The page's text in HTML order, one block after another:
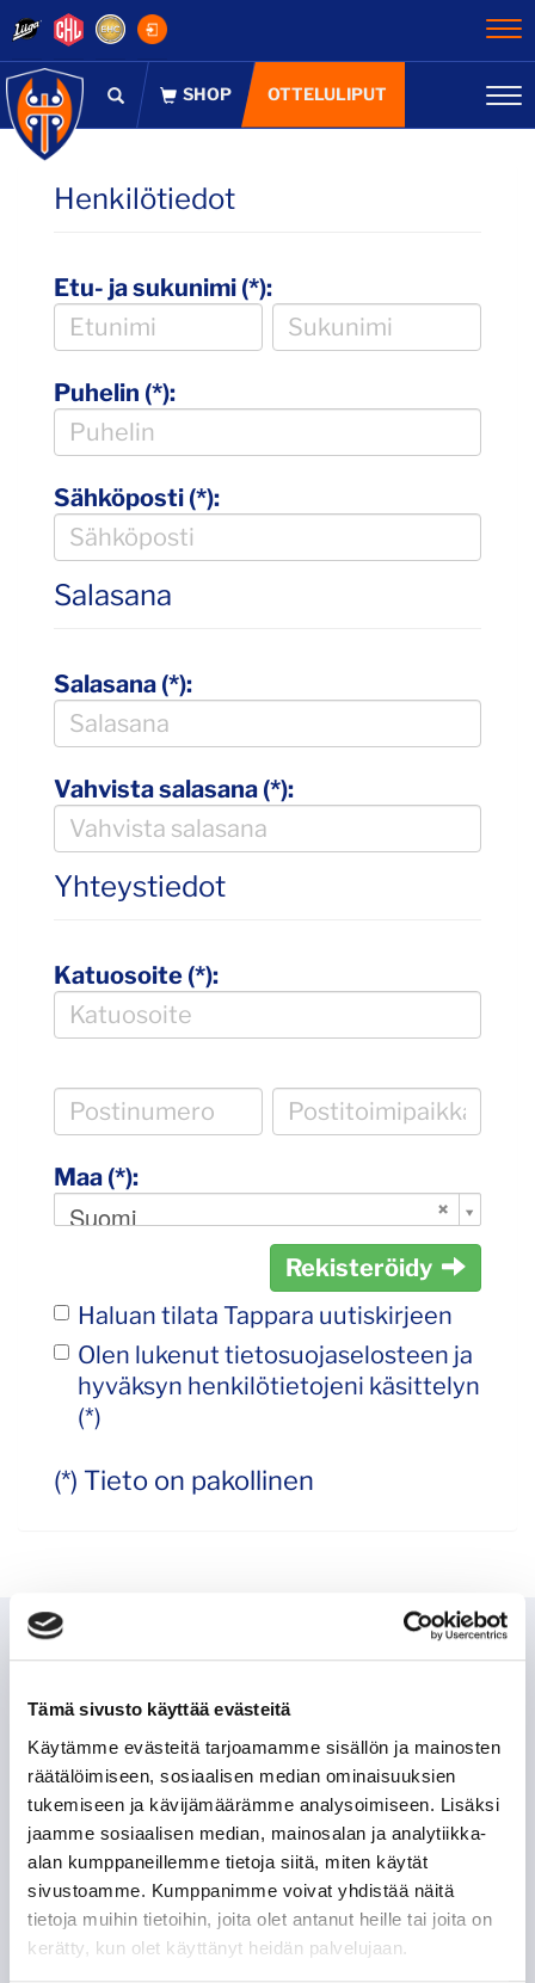
Tämä sivusto käyttää evästeitä
Käytämme evästeitä tarjoamamme sisällön ja mainosten
räätälöimiseen, sosiaalisen median ominaisuuksien
tukemiseen ja kävijämäärämme analysoimiseen. Lisäksi
jaamme sosiaalisen median, mainosalan ja analytiikka-
alan kumppaneillemme tietoja siitä, miten käytät
sivustoamme. Kumppanimme voivat yhdistää näitä
tietoja muihin tietoihin, joita olet antanut heille tai joita on
kerätty, kun olet käyttänyt heidän palvelujaan.
OTTELULIPUT
Henkilötiedot
Etu- ja sukunimi (*):
Puhelin (*):
Sähköposti (*):
Salasana
Salasana (*):
Vahvista salasana (*):
Yhteystiedot
Katuosoite (*):
Maa (*):
Suomi
Rekisteröidy
Haluan tilata Tappara uutiskirjeen
Olen lukenut tietosuojaselosteen ja
hyväksyn henkilötietojeni käsittelyn
(*)
(*) Tieto on pakollinen